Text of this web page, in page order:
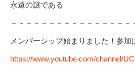
永遠の謎である
－－－－－－－－－－－－－－－－
メンバーシップ始まりました！参
https://www.youtube.com/channel/